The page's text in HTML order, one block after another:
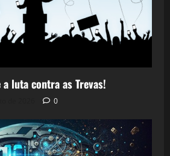
luta contra as Trevas!
0